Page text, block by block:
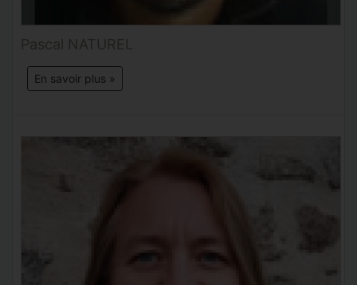
Pascal NATUREL
En savoir plus »